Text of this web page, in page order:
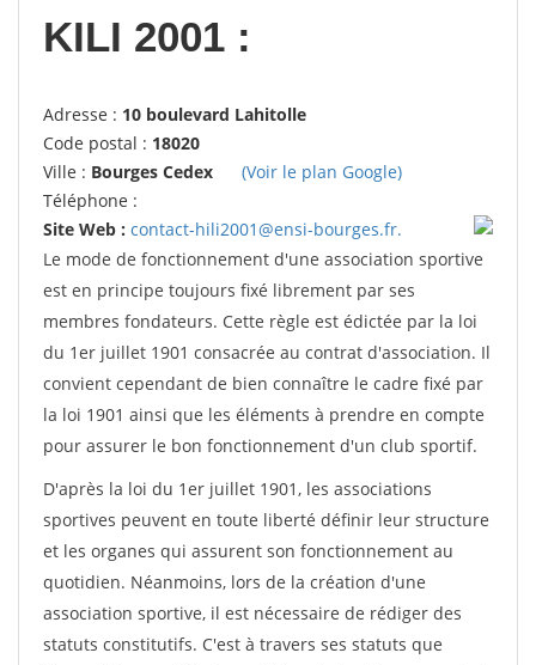
KILI 2001 :
Adresse : 10 boulevard Lahitolle
Code postal : 18020
Ville : Bourges Cedex
(Voir le plan Google)
Téléphone :
Site Web : contact-hili2001@ensi-bourges.fr.
Le mode de fonctionnement d'une association sportive
est en principe toujours fixé librement par ses
membres fondateurs. Cette règle est édictée par la loi
du 1er juillet 1901 consacrée au contrat d'association. Il
convient cependant de bien connaître le cadre fixé par
la loi 1901 ainsi que les éléments à prendre en compte
pour assurer le bon fonctionnement d'un club sportif.
D'après la loi du 1er juillet 1901, les associations
sportives peuvent en toute liberté définir leur structure
et les organes qui assurent son fonctionnement au
quotidien. Néanmoins, lors de la création d'une
association sportive, il est nécessaire de rédiger des
statuts constitutifs. C'est à travers ses statuts que